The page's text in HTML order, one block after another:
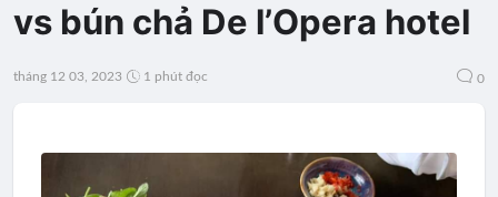
vs bún chả De l’Opera hotel
tháng 12 03, 2023 1 phút đọc 0